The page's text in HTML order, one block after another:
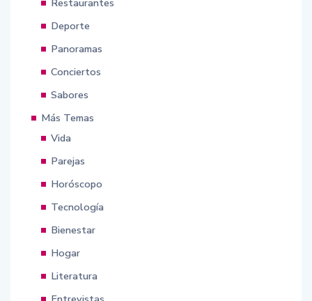
Deporte
Panoramas
Conciertos
Sabores
Más Temas
Vida
Parejas
Horóscopo
Tecnología
Bienestar
Hogar
Literatura